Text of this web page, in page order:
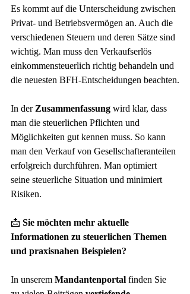
Es kommt auf die Unterscheidung zwischen
Privat- und Betriebsvermögen an. Auch die
verschiedenen Steuern und deren Sätze sind
wichtig. Man muss den Verkaufserlös
einkommensteuerlich richtig behandeln und
die neuesten BFH-Entscheidungen beachten.
In der Zusammenfassung wird klar, dass
man die steuerlichen Pflichten und
Möglichkeiten gut kennen muss. So kann
man den Verkauf von Gesellschafteranteilen
erfolgreich durchführen. Man optimiert
seine steuerliche Situation und minimiert
Risiken.
📩 Sie möchten mehr aktuelle
Informationen zu steuerlichen Themen
und praxisnahen Beispielen?
In unserem Mandantenportal finden Sie